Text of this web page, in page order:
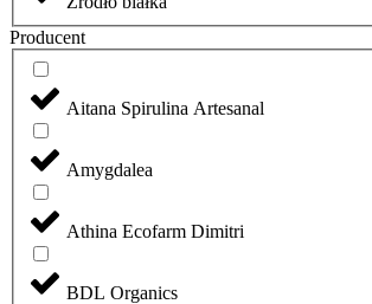
Producent
Aitana Spirulina Artesanal
Amygdalea
Athina Ecofarm Dimitri
BDL Organics